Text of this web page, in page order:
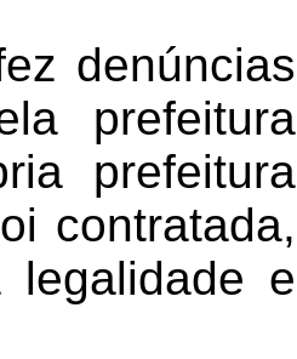
denúncias
prefeitura
prefeitura
contratada,
legalidade e